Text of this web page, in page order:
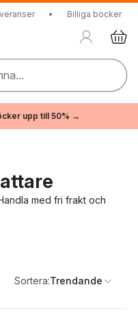
• Billiga böcker
upp till 50% →
med fri frakt och
Sortera:Trendande